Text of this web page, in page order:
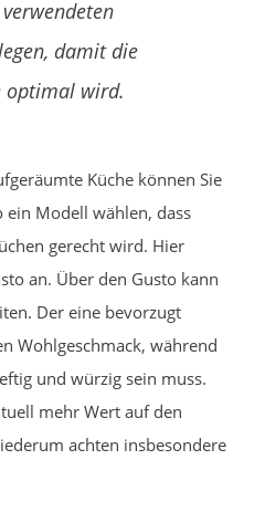
damit die
optimal wird.
Küche können Sie
ein Modell wählen, dass
gerecht wird. Hier
an. Über den Gusto kann
Der eine bevorzugt
Wohlgeschmack, während
und würzig sein muss.
mehr Wert auf den
achten insbesondere